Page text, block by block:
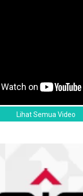
Lihat Semua Video